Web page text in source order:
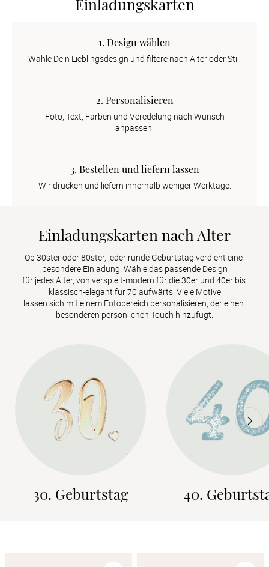
Einladungskarten
1. Design wählen
Wähle Dein Lieblingsdesign und filtere nach Alter oder Stil.
2. Personalisieren
Foto, Text, Farben und Veredelung nach Wunsch
anpassen.
3. Bestellen und liefern lassen
Wir drucken und liefern innerhalb weniger Werktage.
Einladungskarten nach Alter
Ob 30ster oder 80ster, jeder runde Geburtstag verdient eine
besondere Einladung. Wähle das passende Design
für jedes Alter, von verspielt-modern für die 30er und 40er bis
klassisch-elegant für 70 aufwärts. Viele Motive
lassen sich mit einem Fotobereich personalisieren, der einen
besonderen persönlichen Touch hinzufügt.
30. Geburtstag 40.